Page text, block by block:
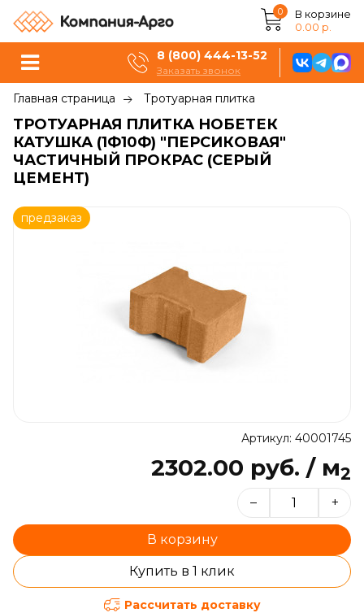
0
В корзине
0.00 р.
8 (800) 444-13-52
Заказать звонок
Главная страница Тротуарная плитка
ТРОТУАРНАЯ ПЛИТКА НОБЕТЕК
КАТУШКА (1Ф10Ф) "ПЕРСИКОВАЯ"
ЧАСТИЧНЫЙ ПРОКРАС (СЕРЫЙ
ЦЕМЕНТ)
предзаказ
Артикул: 40001745
2302.00 руб. / м2
– +
В корзину
Купить в 1 клик
Рассчитать доставку